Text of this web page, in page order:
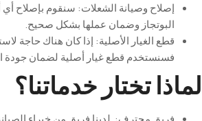
إصلاح وصيانة الشعلات: سنقوم بإصلاحأي
البوتجاز وضمان عملها بشكل صحيح.
قطع الغيار الأصلية: إذاكان هناك حاجة
فسنستخدم قطعغيار أصلية لضمان جودة
لماذا تختار خدماتنا؟